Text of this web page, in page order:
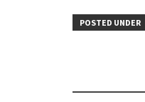
POSTED UNDER